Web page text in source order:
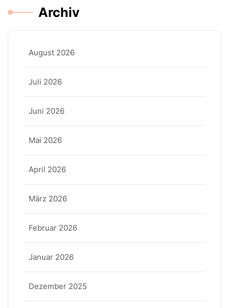
Archiv
August 2026
Juli 2026
Juni 2026
Mai 2026
April 2026
März 2026
Februar 2026
Januar 2026
Dezember 2025